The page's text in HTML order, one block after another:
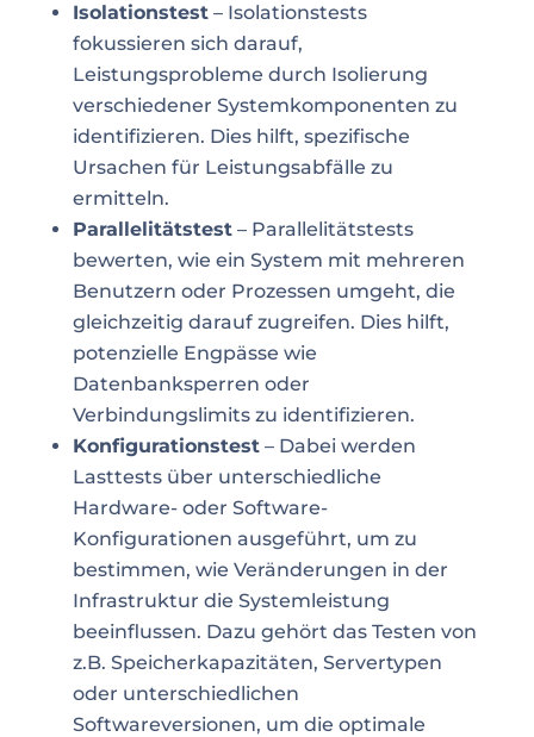
Isolationstest– Isolationstests
fokussieren sich darauf,
Leistungsprobleme durch Isolierung
verschiedener Systemkomponenten zu
identifizieren. Dies hilft, spezifische
Ursachen für Leistungsabfälle zu
ermitteln.
Parallelitätstest– Parallelitätstests
bewerten, wie ein System mit mehreren
Benutzern oder Prozessen umgeht, die
gleichzeitig darauf zugreifen. Dies hilft,
potenzielle Engpässe wie
Datenbanksperren oder
Verbindungslimits zu identifizieren.
Konfigurationstest– Dabei werden
Lasttests über unterschiedliche
Hardware- oder Software-
Konfigurationen ausgeführt, um zu
bestimmen, wie Veränderungen in der
Infrastruktur die Systemleistung
beeinflussen. Dazu gehört das Testen von
z.B. Speicherkapazitäten, Servertypen
oder unterschiedlichen
Softwareversionen, um die optimale